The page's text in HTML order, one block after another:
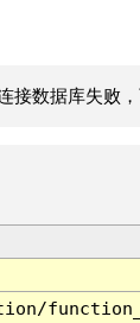
接数据库失败